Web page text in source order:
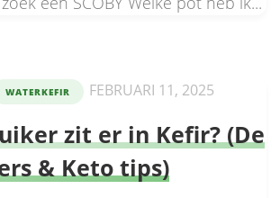
WATERKEFIR FEBRUARI 11, 2025
zit er in Kefir? (De
& Keto tips)